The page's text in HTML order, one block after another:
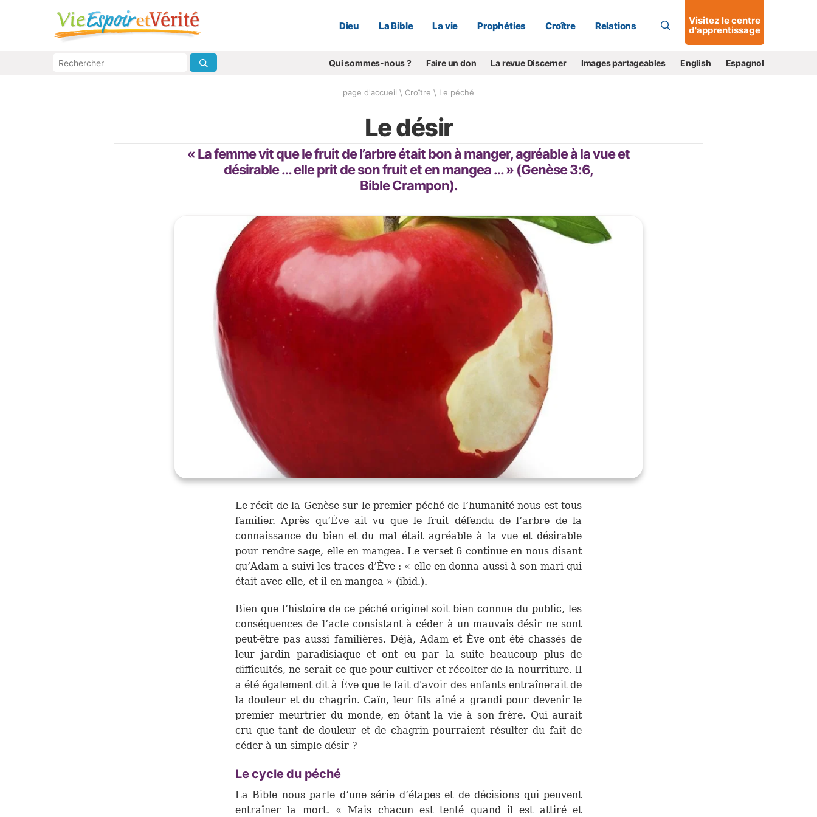
Allons-y !
Dieu La Bible La vie Prophéties Croître Relations
Visitez le centre
d'apprentissage
Qui sommes-nous ? Faire un don La revue Discerner Images partageables English Espagnol
page d'accueil \ Croître \ Le péché
Le désir
« La femme vit que le fruit de l’arbre était bon à manger, agréable à la vue et
désirable … elle prit de son fruit et en mangea … » (Genèse 3:6,
Bible Crampon).
Le récit de la Genèse sur le premier péché de l’humanité nous est tous
familier. Après qu’Ève ait vu que le fruit défendu de l’arbre de la
connaissance du bien et du mal était agréable à la vue et désirable
pour rendre sage, elle en mangea. Le verset 6 continue en nous disant
qu’Adam a suivi les traces d’Ève : « elle en donna aussi à son mari qui
était avec elle, et il en mangea » (ibid.).
Bien que l’histoire de ce péché originel soit bien connue du public, les
conséquences de l’acte consistant à céder à un mauvais désir ne sont
peut-être pas aussi familières. Déjà, Adam et Ève ont été chassés de
leur jardin paradisiaque et ont eu par la suite beaucoup plus de
difficultés, ne serait-ce que pour cultiver et récolter de la nourriture. Il
a été également dit à Ève que le fait d'avoir des enfants entraînerait de
la douleur et du chagrin. Caïn, leur fils aîné a grandi pour devenir le
premier meurtrier du monde, en ôtant la vie à son frère. Qui aurait
cru que tant de douleur et de chagrin pourraient résulter du fait de
céder à un simple désir ?
Le cycle du péché
La Bible nous parle d’une série d’étapes et de décisions qui peuvent
entraîner la mort. « Mais chacun est tenté quand il est attiré et